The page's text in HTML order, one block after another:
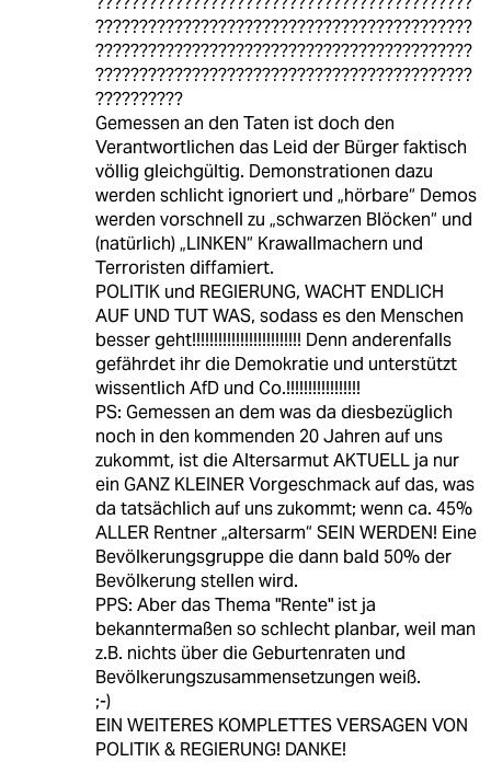
???????????????????????????????????????????
???????????????????????????????????????????
???????????????????????????????????????????
??????????
Gemessen an den Taten ist doch den
Verantwortlichen das Leid der Bürger faktisch
völlig gleichgültig. Demonstrationen dazu
werden schlicht ignoriert und „hörbare“ Demos
werden vorschnell zu „schwarzen Blöcken“ und
(natürlich) „LINKEN“ Krawallmachern und
Terroristen diffamiert.
POLITIK und REGIERUNG, WACHT ENDLICH
AUF UND TUT WAS, sodass es den Menschen
besser geht!!!!!!!!!!!!!!!!!!!!!!!!! Denn anderenfalls
gefährdet ihr die Demokratie und unterstützt
wissentlich AfD und Co.!!!!!!!!!!!!!!!!!
PS: Gemessen an dem was da diesbezüglich
noch in den kommenden 20 Jahren auf uns
zukommt, ist die Altersarmut AKTUELL ja nur
ein GANZ KLEINER Vorgeschmack auf das, was
da tatsächlich auf uns zukommt; wenn ca. 45%
ALLER Rentner „altersarm“ SEIN WERDEN! Eine
Bevölkerungsgruppe die dann bald 50% der
Bevölkerung stellen wird.
PPS: Aber das Thema "Rente" ist ja
bekanntermaßen so schlecht planbar, weil man
z.B. nichts über die Geburtenraten und
Bevölkerungszusammensetzungen weiß.
;-)
EIN WEITERES KOMPLETTES VERSAGEN VON
POLITIK & REGIERUNG! DANKE!